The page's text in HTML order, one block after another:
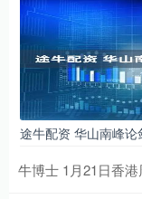
途牛配资 华山南峰
牛博士 1月21日香